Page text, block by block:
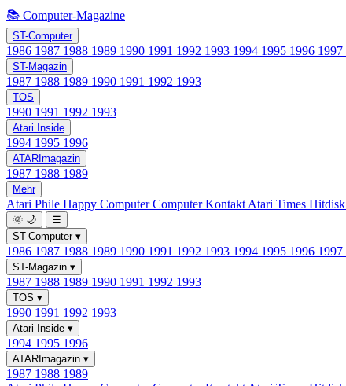
📚 Computer-Magazine
ST-Computer
1986 1987 1988 1989 1990 1991 1992 1993 1994 1995 1996 1997
ST-Magazin
1987 1988 1989 1990 1991 1992 1993
TOS
1990 1991 1992 1993
Atari Inside
1994 1995 1996
ATARImagazin
1987 1988 1989
Mehr
Atari Phile Happy ComputerComputer Kontakt Atari Times Hitdisk
🌞 🌙
☰
ST-Computer ▾
1986 1987 1988 1989 1990 1991 1992 1993 1994 1995 1996 1997
ST-Magazin ▾
1987 1988 1989 1990 1991 1992 1993
TOS ▾
1990 1991 1992 1993
Atari Inside ▾
1994 1995 1996
ATARImagazin ▾
1987 1988 1989